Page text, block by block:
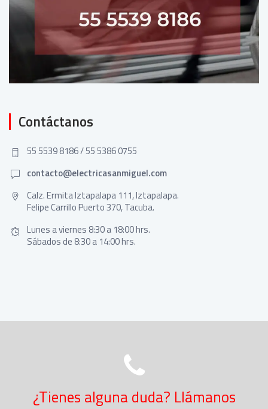
Contáctanos
55 5539 8186 / 55 5386 0755
contacto@electricasanmiguel.com
Calz. Ermita Iztapalapa 111, Iztapalapa.
Felipe Carrillo Puerto 370, Tacuba.
Lunes a viernes 8:30 a 18:00 hrs.
Sábados de 8:30 a 14:00 hrs.
¿Tienes alguna duda? Llámanos